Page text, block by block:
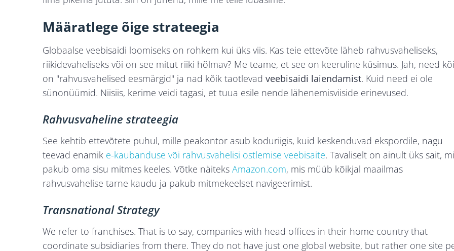
Määratlege õige strateegia
Globaalse veebisaidi loomiseks on rohkem kui üks viis. Kas teie ettevõte läheb rahvusvaheliseks,
riikidevaheliseks või on see mitut riiki hõlmav? Me teame, et see on keeruline küsimus. Jah, need
on "rahvusvahelised eesmärgid" ja nad kõik taotlevad veebisaidi laiendamist. Kuid need ei ole
sünonüümid. Niisiis, kerime veidi tagasi, et tuua esile nende lähenemisviiside erinevused.
Rahvusvaheline strateegia
See kehtib ettevõtete puhul, mille peakontor asub koduriigis, kuid keskenduvad ekspordile, nagu
teevad enamik e-kaubanduse või rahvusvahelisi ostlemise veebisaite. Tavaliselt on ainult üks sait,
pakub oma sisu mitmes keeles. Võtke näiteks Amazon.com, mis müüb kõikjal maailmas
rahvusvahelise tarne kaudu ja pakub mitmekeelset navigeerimist.
Transnational Strategy
We refer to franchises. That is to say, companies with head offices in their home country that
coordinate subsidiaries from there. They do not have just one global website, but rather one site